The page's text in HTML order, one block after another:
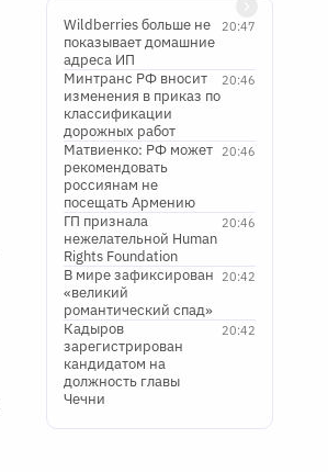
20:47
Wildberries больше не
показывает домашние
адреса ИП
20:46
Минтранс РФ вносит
изменения в приказ по
классификации
дорожных работ
20:46
Матвиенко: РФ может
рекомендовать
россиянам не
посещать Армению
20:46
ГП признала
нежелательной Human
Rights Foundation
20:42
В мире зафиксирован
«великий
романтический спад»
20:42
Кадыров
зарегистрирован
кандидатом на
должность главы
Чечни